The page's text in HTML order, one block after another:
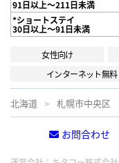
91日以上～211日未満
*ショートステイ
30日以上～91日未満
女性向け
インターネット無料
北海道 札幌市中央区
お問合わせ